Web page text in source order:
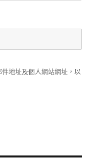
地址及個人網站網址，以